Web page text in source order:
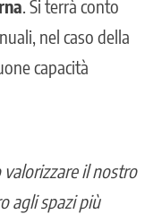
. Si terrà conto
nel caso della
capacità
il nostro
agli spazi più